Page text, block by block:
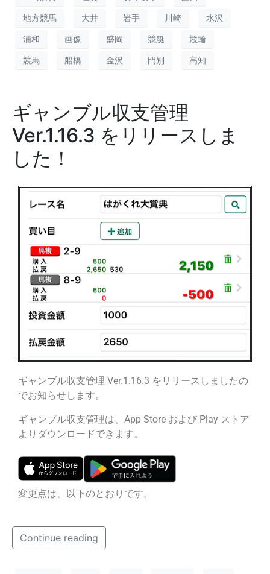
地方競馬 大井 岩手 川崎 水沢
浦和 画像 盛岡 競艇 競輪
競馬 船橋 金沢 門別 高知
ギャンブル収支管理
Ver.1.16.3 をリリースしま
した！
ギャンブル収支管理 Ver.1.16.3 をリリースしましたの
でお知らせします。
ギャンブル収支管理は、App Store および Play ストア
よりダウンロードできます。
変更点は、以下のとおりです。
Continue reading